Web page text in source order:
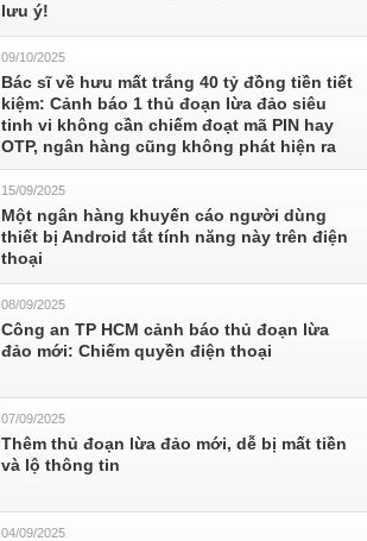
lưu ý!
09/10/2025
Bác sĩ về hưu mất trắng 40 tỷ đồng tiền tiết
kiệm: Cảnh báo 1 thủ đoạn lừa đảo siêu
tinh vi không cần chiếm đoạt mã PIN hay
OTP, ngân hàng cũng không phát hiện ra
15/09/2025
Một ngân hàng khuyến cáo người dùng
thiết bị Android tắt tính năng này trên điện
thoại
08/09/2025
Công an TP HCM cảnh báo thủ đoạn lừa
đảo mới: Chiếm quyền điện thoại
07/09/2025
Thêm thủ đoạn lừa đảo mới, dễ bị mất tiền
và lộ thông tin
04/09/2025